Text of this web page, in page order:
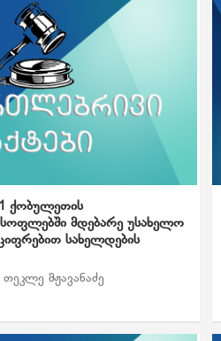
ქობულეთის
სოფლებში მდებარე უსახელო
სახელდების
თეკლე მჟავანაძე